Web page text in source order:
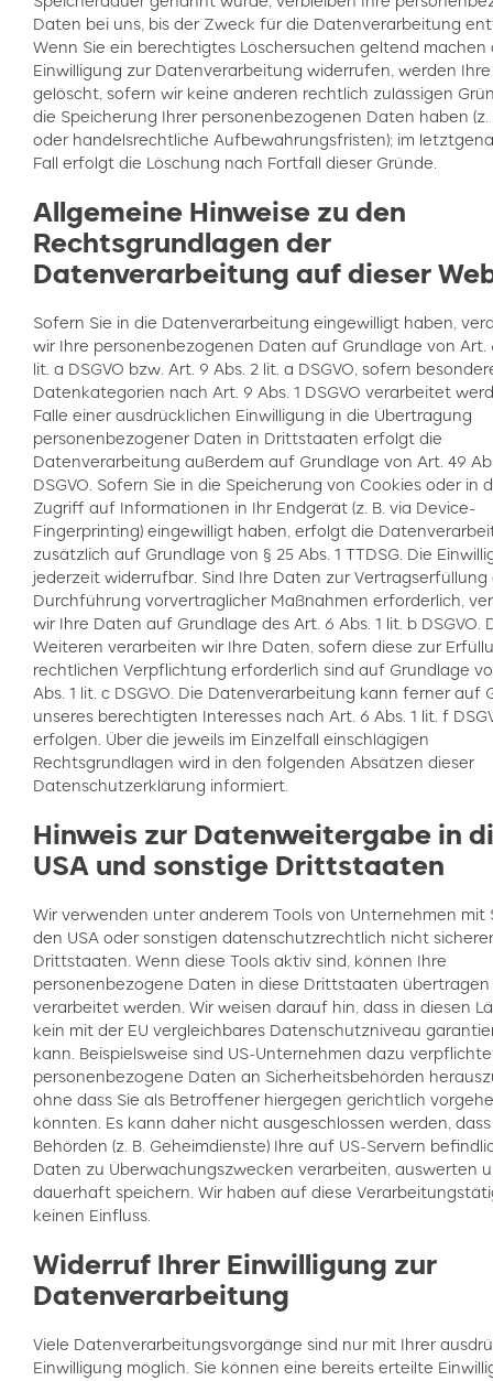
Daten bei uns, bis der Zweck für die Datenverarbeitung
Wenn Sie ein berechtigtes Löschersuchen geltend machen
Einwilligung zur Datenverarbeitung widerrufen, werden
gelöscht, sofern wir keine anderen rechtlich zulässigen
die Speicherung Ihrer personenbezogenen Daten haben (z.
oder handelsrechtliche Aufbewahrungsfristen); im
Fall erfolgt die Löschung nach Fortfall dieser Gründe.
Allgemeine Hinweise zu den
Rechtsgrundlagen der
Datenverarbeitung auf dieser
Sofern Sie in die Datenverarbeitung eingewilligt haben,
wir Ihre personenbezogenen Daten auf Grundlage von Art.
lit. a DSGVO bzw. Art. 9 Abs. 2 lit. a DSGVO, sofern
Datenkategorien nach Art. 9 Abs. 1 DSGVO verarbeitet
Falle einer ausdrücklichen Einwilligung in die Übertragung
personenbezogener Daten in Drittstaaten erfolgt die
Datenverarbeitung außerdem auf Grundlage von Art. 49
DSGVO. Sofern Sie in die Speicherung von Cookies oder in
Zugriff auf Informationen in Ihr Endgerät (z. B. via Device-
Fingerprinting) eingewilligt haben, erfolgt die
zusätzlich auf Grundlage von § 25 Abs. 1 TTDSG. Die
jederzeit widerrufbar. Sind Ihre Daten zur Vertragserfüllung
Durchführung vorvertraglicher Maßnahmen erforderlich,
wir Ihre Daten auf Grundlage des Art. 6 Abs. 1 lit. b DSGVO.
Weiteren verarbeiten wir Ihre Daten, sofern diese zur
rechtlichen Verpflichtung erforderlich sind auf Grundlage
Abs. 1 lit. c DSGVO. Die Datenverarbeitung kann ferner auf
unseres berechtigten Interesses nach Art. 6 Abs. 1 lit. f
erfolgen. Über die jeweils im Einzelfall einschlägigen
Rechtsgrundlagen wird in den folgenden Absätzen dieser
Datenschutzerklärung informiert.
Hinweis zur Datenweitergabe in
USA und sonstige Drittstaaten
Wir verwenden unter anderem Tools von Unternehmen mit
den USA oder sonstigen datenschutzrechtlich nicht
Drittstaaten. Wenn diese Tools aktiv sind, können Ihre
personenbezogene Daten in diese Drittstaaten
verarbeitet werden. Wir weisen darauf hin, dass in diesen
kein mit der EU vergleichbares Datenschutzniveau
kann. Beispielsweise sind US-Unternehmen dazu
personenbezogene Daten an Sicherheitsbehörden
ohne dass Sie als Betroffener hiergegen gerichtlich
könnten. Es kann daher nicht ausgeschlossen werden, dass
Behörden (z. B. Geheimdienste) Ihre auf US-Servern
Daten zu Überwachungszwecken verarbeiten, auswerten
dauerhaft speichern. Wir haben auf diese
keinen Einfluss.
Widerruf Ihrer Einwilligung zur
Datenverarbeitung
Viele Datenverarbeitungsvorgänge sind nur mit Ihrer
Einwilligung möglich. Sie können eine bereits erteilte